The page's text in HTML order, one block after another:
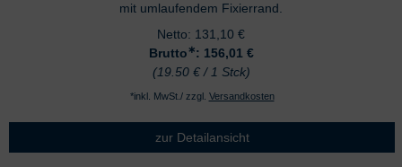
mit umlaufendem Fixierrand.
Netto: 131,10 €
Brutto∗: 156,01 €
(19.50 € / 1 Stck)
*inkl. MwSt./ zzgl. Versandkosten
zur Detailansicht